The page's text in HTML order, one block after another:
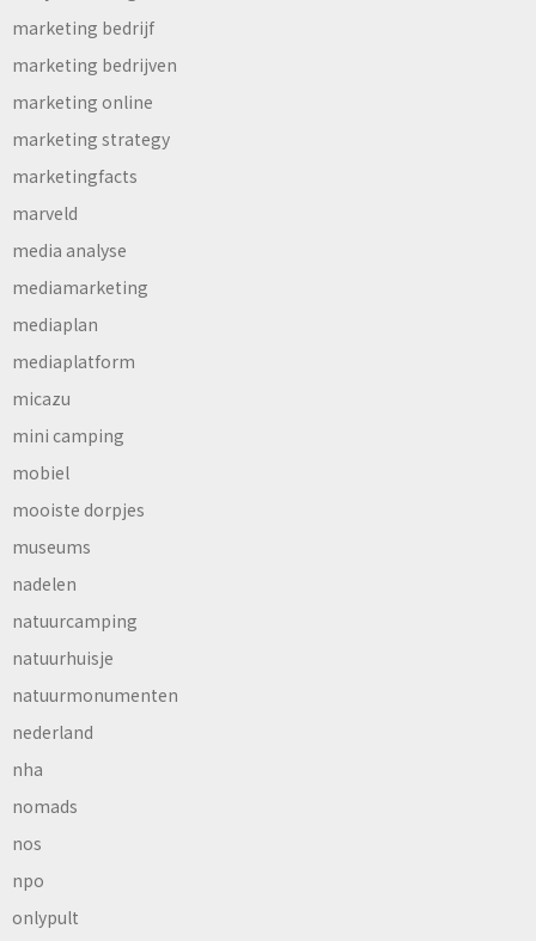
marketing bedrijf
marketing bedrijven
marketing online
marketing strategy
marketingfacts
marveld
media analyse
mediamarketing
mediaplan
mediaplatform
micazu
mini camping
mobiel
mooiste dorpjes
museums
nadelen
natuurcamping
natuurhuisje
natuurmonumenten
nederland
nha
nomads
nos
npo
onlypult